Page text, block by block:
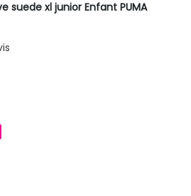
suede xl junior Enfant PUMA